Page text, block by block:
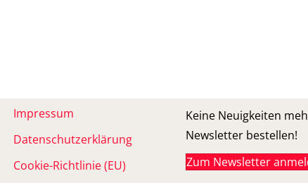
Impressum
Datenschutzerklärung
Cookie-Richtlinie (EU)
Keine Neuigkeiten
Newsletter bestellen!
Zum Newsletter